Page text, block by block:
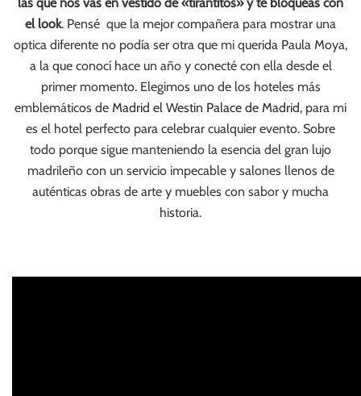
el look. Pensé que la mejor compañera para mostrar una
optica diferente no podía ser otra que mi querida Paula Moya,
a la que conocí hace un año y conecté con ella desde el
primer momento. Elegimos uno de los hoteles más
emblemáticos de Madrid el Westin Palace de Madrid, para mi
es el hotel perfecto para celebrar cualquier evento. Sobre
todo porque sigue manteniendo la esencia del gran lujo
madrileño con un servicio impecable y salones llenos de
auténticas obras de arte y muebles con sabor y mucha
historia.